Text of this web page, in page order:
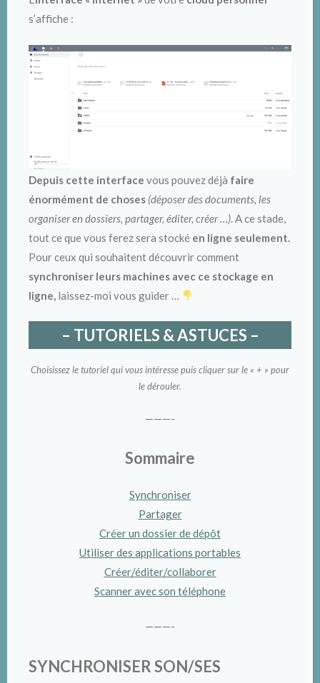
s’affiche :
Depuis cette interface vous pouvez déjà faire
énormément de choses (déposer des documents, les
organiser en dossiers, partager, éditer, créer …) . A ce stade,
tout ce que vous ferez sera stocké en ligne seulement.
Pour ceux qui souhaitent découvrir comment
synchroniser leurs machines avec ce stockage en
ligne, laissez-moi vous guider …
– TUTORIELS & ASTUCES –
Choisissez le tutoriel qui vous intéresse puis cliquer sur le « + » pour
le dérouler.
———-
Sommaire
Synchroniser
Partager
Créer un dossier de dépôt
Utiliser des applications portables
Créer/éditer/collaborer
Scanner avec son téléphone
———-
SYNCHRONISER SON/SES